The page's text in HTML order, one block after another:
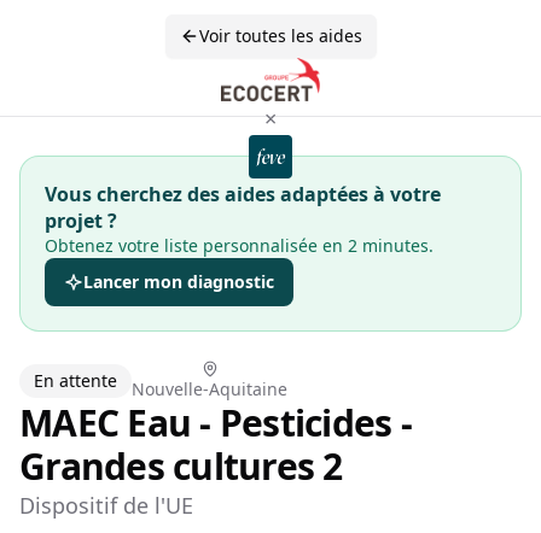
Voir toutes les aides
×
Vous cherchez des aides adaptées à votre
projet ?
Obtenez votre liste personnalisée en 2 minutes.
Lancer mon diagnostic
En attente Nouvelle-Aquitaine
MAEC Eau - Pesticides -
Grandes cultures 2
Dispositif de l'UE